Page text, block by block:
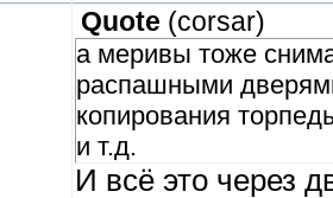
Quote (corsar)
а меривы тоже
распашными
копирования
и т.д.
И всё это через